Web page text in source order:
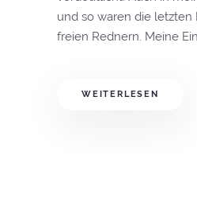
und so waren die
freien Rednern. Meine
WEITERLESEN